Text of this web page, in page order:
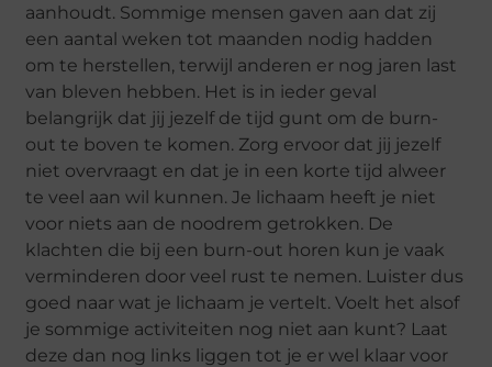
aanhoudt. Sommige mensen gaven aan dat zij
een aantal weken tot maanden nodig hadden
om te herstellen, terwijl anderen er nog jaren last
van bleven hebben. Het is in ieder geval
belangrijk dat jij jezelf de tijd gunt om de burn-
out te boven te komen. Zorg ervoor dat jij jezelf
niet overvraagt en dat je in een korte tijd alweer
te veel aan wil kunnen. Je lichaam heeft je niet
voor niets aan de noodrem getrokken. De
klachten die bij een burn-out horen kun je vaak
verminderen door veel rust te nemen. Luister dus
goed naar wat je lichaam je vertelt. Voelt het alsof
je sommige activiteiten nog niet aan kunt? Laat
deze dan nog links liggen tot je er wel klaar voor